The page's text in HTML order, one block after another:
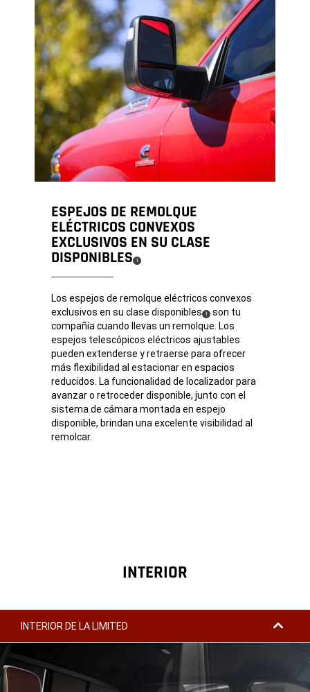
ESPEJOS DE REMOLQUE
ELÉCTRICOS CONVEXOS
EXCLUSIVOS EN SU CLASE
DISPONIBLES (
Disclosure
1)
Los espejos de remolque eléctricos convexos
exclusivos en su clasedisponibles ( Disclosure
1) son tu
compañía cuando llevas un remolque. Los
espejos telescópicos eléctricos ajustables
pueden extenderse y retraerse para ofrecer
más flexibilidad al estacionar en espacios
reducidos. La funcionalidad de localizador para
avanzar o retroceder disponible, junto con el
sistema de cámara montada en espejo
disponible, brindan una excelente visibilidad al
remolcar.
INTERIOR
INTERIOR DE LA LIMITED